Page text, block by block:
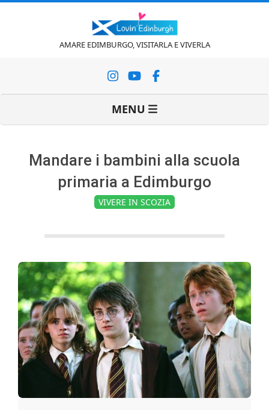
o
v
E
d
n
AMARE EDIMBURGO, VISITARLA E VIVERLA
MENU
Mandare i bambini alla scuola
primaria a Edimburgo
VIVERE IN SCOZIA